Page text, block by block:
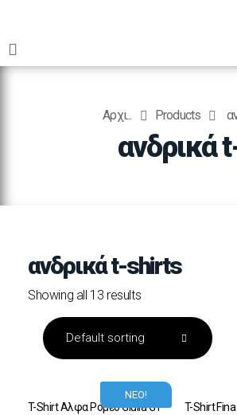
Αρχι... Products
ανδρικά
ανδρικά t-shirts
Showing all 13 results
ΝΕΟ!
T-Shirt Αλφα Ρομεο Giulia GT
T-Shirt